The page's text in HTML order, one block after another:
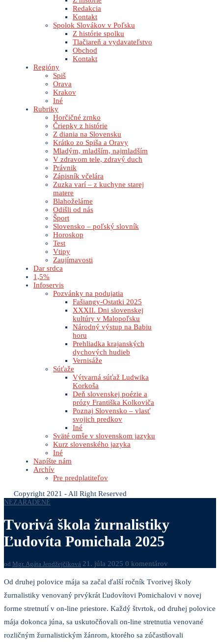
Redakcia
Kontakt
Spolok Slovákov v Poľsku
Z histórie spolku
Tlačiareň a vydavateľstvo
Obchod
Kontakt
Regióny
Spiš
Orava
Krakov
Iné
Rubriky
Horčičné zrnko
Čriepky z histórie
Z diania na Slovensku
Krátko zo Spiša a Oravy
Mladým, mladším, najmladším
V zdravom tele, zdravý duch
Právnik
Zápisník včelára
Zuzka varí – z kuchyne starej
matere
Blahoželáme
Odišli od nás
Šport
Slovensko – poľský slovník
Horoskop
Test
Vtipy
Zaujímavosti
Dar srdca
1,5%
Infoservis
Pozvánky na podujatia
Fašiangy-Ostatki 2025
XXXII. Dni slovenskej
kultúry v Malopoľsku
Národný výstup na Babiu
horu
Prehliadka krajanských
dychových hudieb
Vernisáže
Súťaže
Výtvarná súťaž Ludwika
Korkoša
Deň slovenskej poézie a
prózy Františka Kolkoviča
Poznaj Slovensko – vlasť
svojich predkov
Iné
Sväté omše v slovenskom jazyku
Kurz slovenského jazyka
Iné
Napíšte nám
Archív
Pre predplatiteľov
Copyright 2021 - All Right Reserved
NEZARADENÉ
Tvorivá škola žurnalistiky
Ľudovíta Pomichala 2025
od Mgr. Agáta Jendžejčíková 21. júla 2025 0 komentárov
Od druhej polovice mája sa začal ďalší ročník Tvorivej školy
žurnalistiky venovaný prvýkrát Ľudovítovi Pomichalovi v novej
forme stretnutí v on-line priestore. Každý štvrtok, od druhej polovice
mája dokonca júna, sa uskutočňovali on-line stretnutia venované
rozličným žurnalistickým žánrom, ktorého sa zúčastňovali